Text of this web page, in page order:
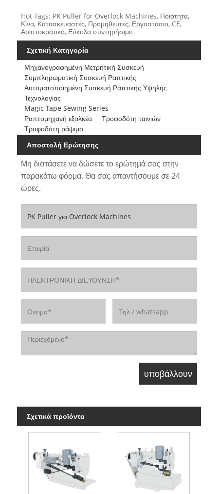
Hot Tags: PK Puller for Overlock Machines, Ποιότητα,
Κίνα, Κατασκευαστές, Προμηθευτές, Εργοστάσιο, CE,
Αριστοκρατικό, Εύκολα συντηρήσιμο
Σχετική Κατηγορία
Μηχανογραφημένη Μετρητική Συσκευή
Συμπληρωματική Συσκευή Ραπτικής
Αυτοματοποιημένη Συσκευή Ραπτικής Υψηλής
Τεχνολογίας
Magic Tape Sewing Series
Ραπτομηχανή εξολκέα
Τροφοδότη ταινιών
Τροφοδότη ράψιμο
Αποστολή Ερώτησης
Μη διστάσετε να δώσετε το ερώτημά σας στην
παρακάτω φόρμα. Θα σας απαντήσουμε σε 24
ώρες.
Σχετικά προϊόντα